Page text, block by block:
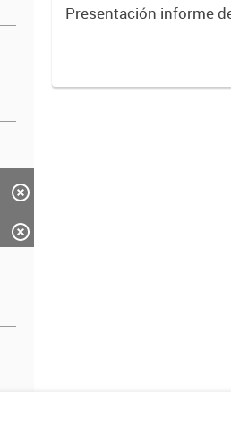
Presentación informe